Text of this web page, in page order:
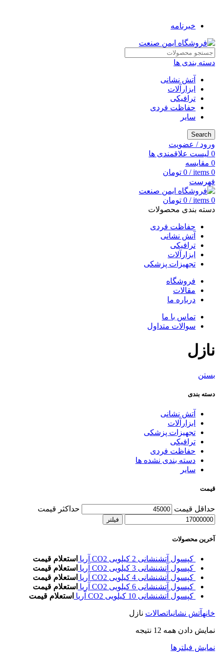
خبرنامه
دسته بندی ها
آتش نشانی
ابزارآلات
ترافیکی
حفاظت فردی
سایر
Search
ورود / عضویت
0 لیست علاقمندی ها
0 مقایسه
0
items
/
0 تومان
فهرست
0
items
/
0 تومان
دسته بندی محصولات
حفاظت فردی
آتش نشانی
ترافیکی
ابزارآلات
تجهیزات پزشکی
فروشگاه
مقالات
درباره ما
تماس با ما
سوالات متداول
نازل
بستن
دسته بندی
آتش نشانی
ابزارآلات
تجهیزات پزشکی
ترافیکی
حفاظت فردی
دسته بندی نشده ها
سایر
قیمت
حداقل قیمت حداکثر قیمت
فیلتر
آخرین محصولات
کپسول آتشنشانی 2 کیلویی CO2 آریا
استعلام قیمت
کپسول آتشنشانی 3 کیلویی CO2 آریا
استعلام قیمت
کپسول آتشنشانی 4 کیلویی CO2 آریا
استعلام قیمت
کپسول آتشنشانی 6 کیلویی CO2 آریا
استعلام قیمت
کپسول آتشنشانی 10 کیلویی CO2 آریا
استعلام قیمت
خانهآتش نشانیاتصالات نازل
نمایش دادن همه 12 نتیجه
نمایش فیلترها